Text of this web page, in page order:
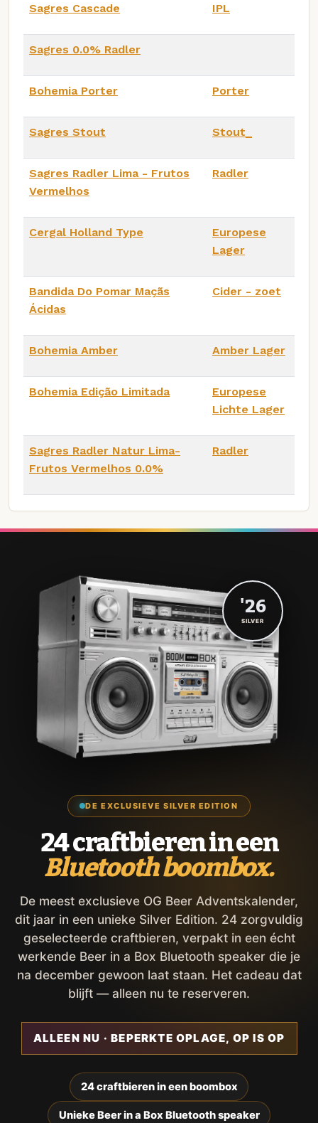
Sagres Cascade IPL
Sagres 0.0% Radler
Bohemia Porter Porter
Sagres Stout Stout_
Sagres Radler Lima - Frutos
Vermelhos
Radler
Cergal Holland Type
Europese
Lager
Bandida Do Pomar Maçãs
Ácidas
Cider - zoet
Bohemia Amber Amber Lager
Bohemia Edição Limitada
Europese
Lichte Lager
Sagres Radler Natur Lima-
Frutos Vermelhos 0.0%
Radler
DE EXCLUSIEVE SILVER EDITION
24 craftbieren in een
Bluetooth boombox.
De meest exclusieve OG Beer Adventskalender,
dit jaar in een unieke Silver Edition. 24 zorgvuldig
geselecteerde craftbieren, verpakt in een écht
werkende Beer in a Box Bluetooth speaker die je
na december gewoon laat staan. Het cadeau dat
blijft — alleen nu te reserveren.
ALLEEN NU · BEPERKTE OPLAGE, OP IS OP
24 craftbieren in een boombox
Unieke Beer in a Box Bluetooth speaker
'26
SILVER